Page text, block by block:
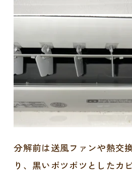
分解前は送風ファンや熱交
り、黒いポツポツとしたカ